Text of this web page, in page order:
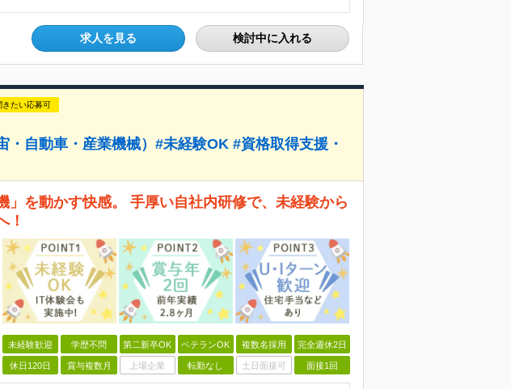
求人を見る 検討中に入れる
きたい応募可
・自動車・産業機械）#未経験OK #資格取得支援・
」を動かす快感。 手厚い自社内研修で、未経験から
！
未経験歓迎 学歴不問 第二新卒OK ベテランOK 複数名採用 完全週休2日
休日120日 賞与複数月 上場企業 転勤なし 土日面接可 面接1回